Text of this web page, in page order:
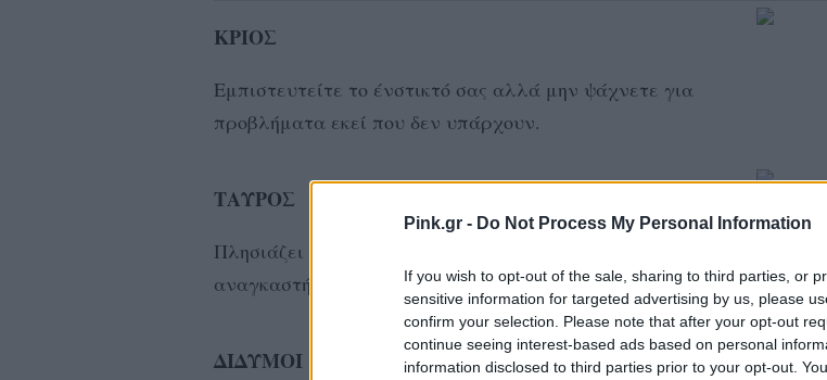
Pink.gr - Do Not Process My Personal Information
If you wish to opt-out of the sale, sharing to third parties, or
sensitive information for targeted advertising by us, please
confirm your selection. Please note that after your opt-out
continue seeing interest-based ads based on personal
information disclosed to third parties prior to your opt-out.
ΚΡΙΟΣ
Εμπιστευτείτε το ένστικτό σας αλλά μην ψάχνετε για
προβλήματα εκεί που δεν υπάρχουν.
ΤΑΥΡΟΣ
Πλησιάζει το τέλος μιας δυσκολίας την οποία
αναγκαστήκατε να περάσετε το προηγούμενο διάστημα.
ΔΙΔΥΜΟΙ